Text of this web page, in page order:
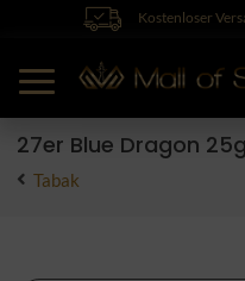
Kostenloser
27er Blue Dragon 25g
Tabak